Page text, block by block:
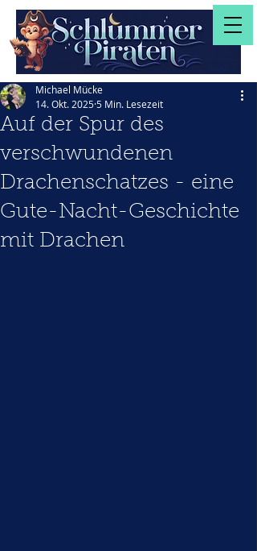
Auf der Spur des
verschwundenen
Drachenschatzes - eine
Gute-Nacht-Geschichte
mit Drachen
Michael Mücke
14. Okt. 20255 Min. Lesezeit